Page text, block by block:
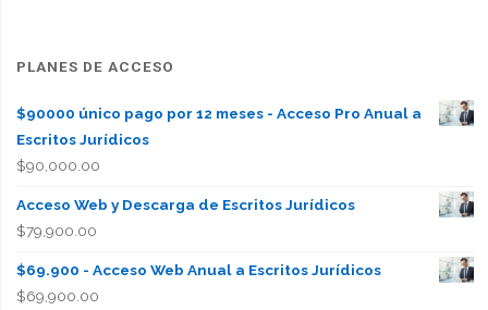
PLANES DE ACCESO
$90000 único pago por 12 meses - Acceso Pro Anual a
Escritos Jurídicos
$90,000.00
Acceso Web y Descarga de Escritos Jurídicos
$79,900.00
$69.900 - Acceso Web Anual a Escritos Jurídicos
$69,900.00